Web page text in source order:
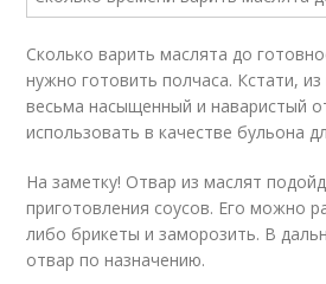
Сколько варить маслята до
нужно готовить полчаса. Кстати,
весьма насыщенный и наваристый
использовать в качестве бульона
На заметку! Отвар из маслят
приготовления соусов. Его можно
либо брикеты и заморозить. В
отвар по назначению.